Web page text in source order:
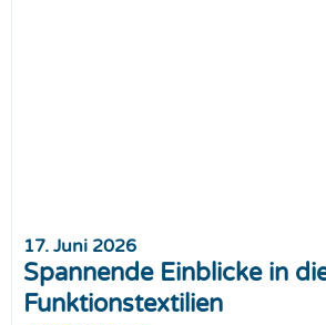
17. Juni 2026
Spannende Einblicke in
Funktionstextilien